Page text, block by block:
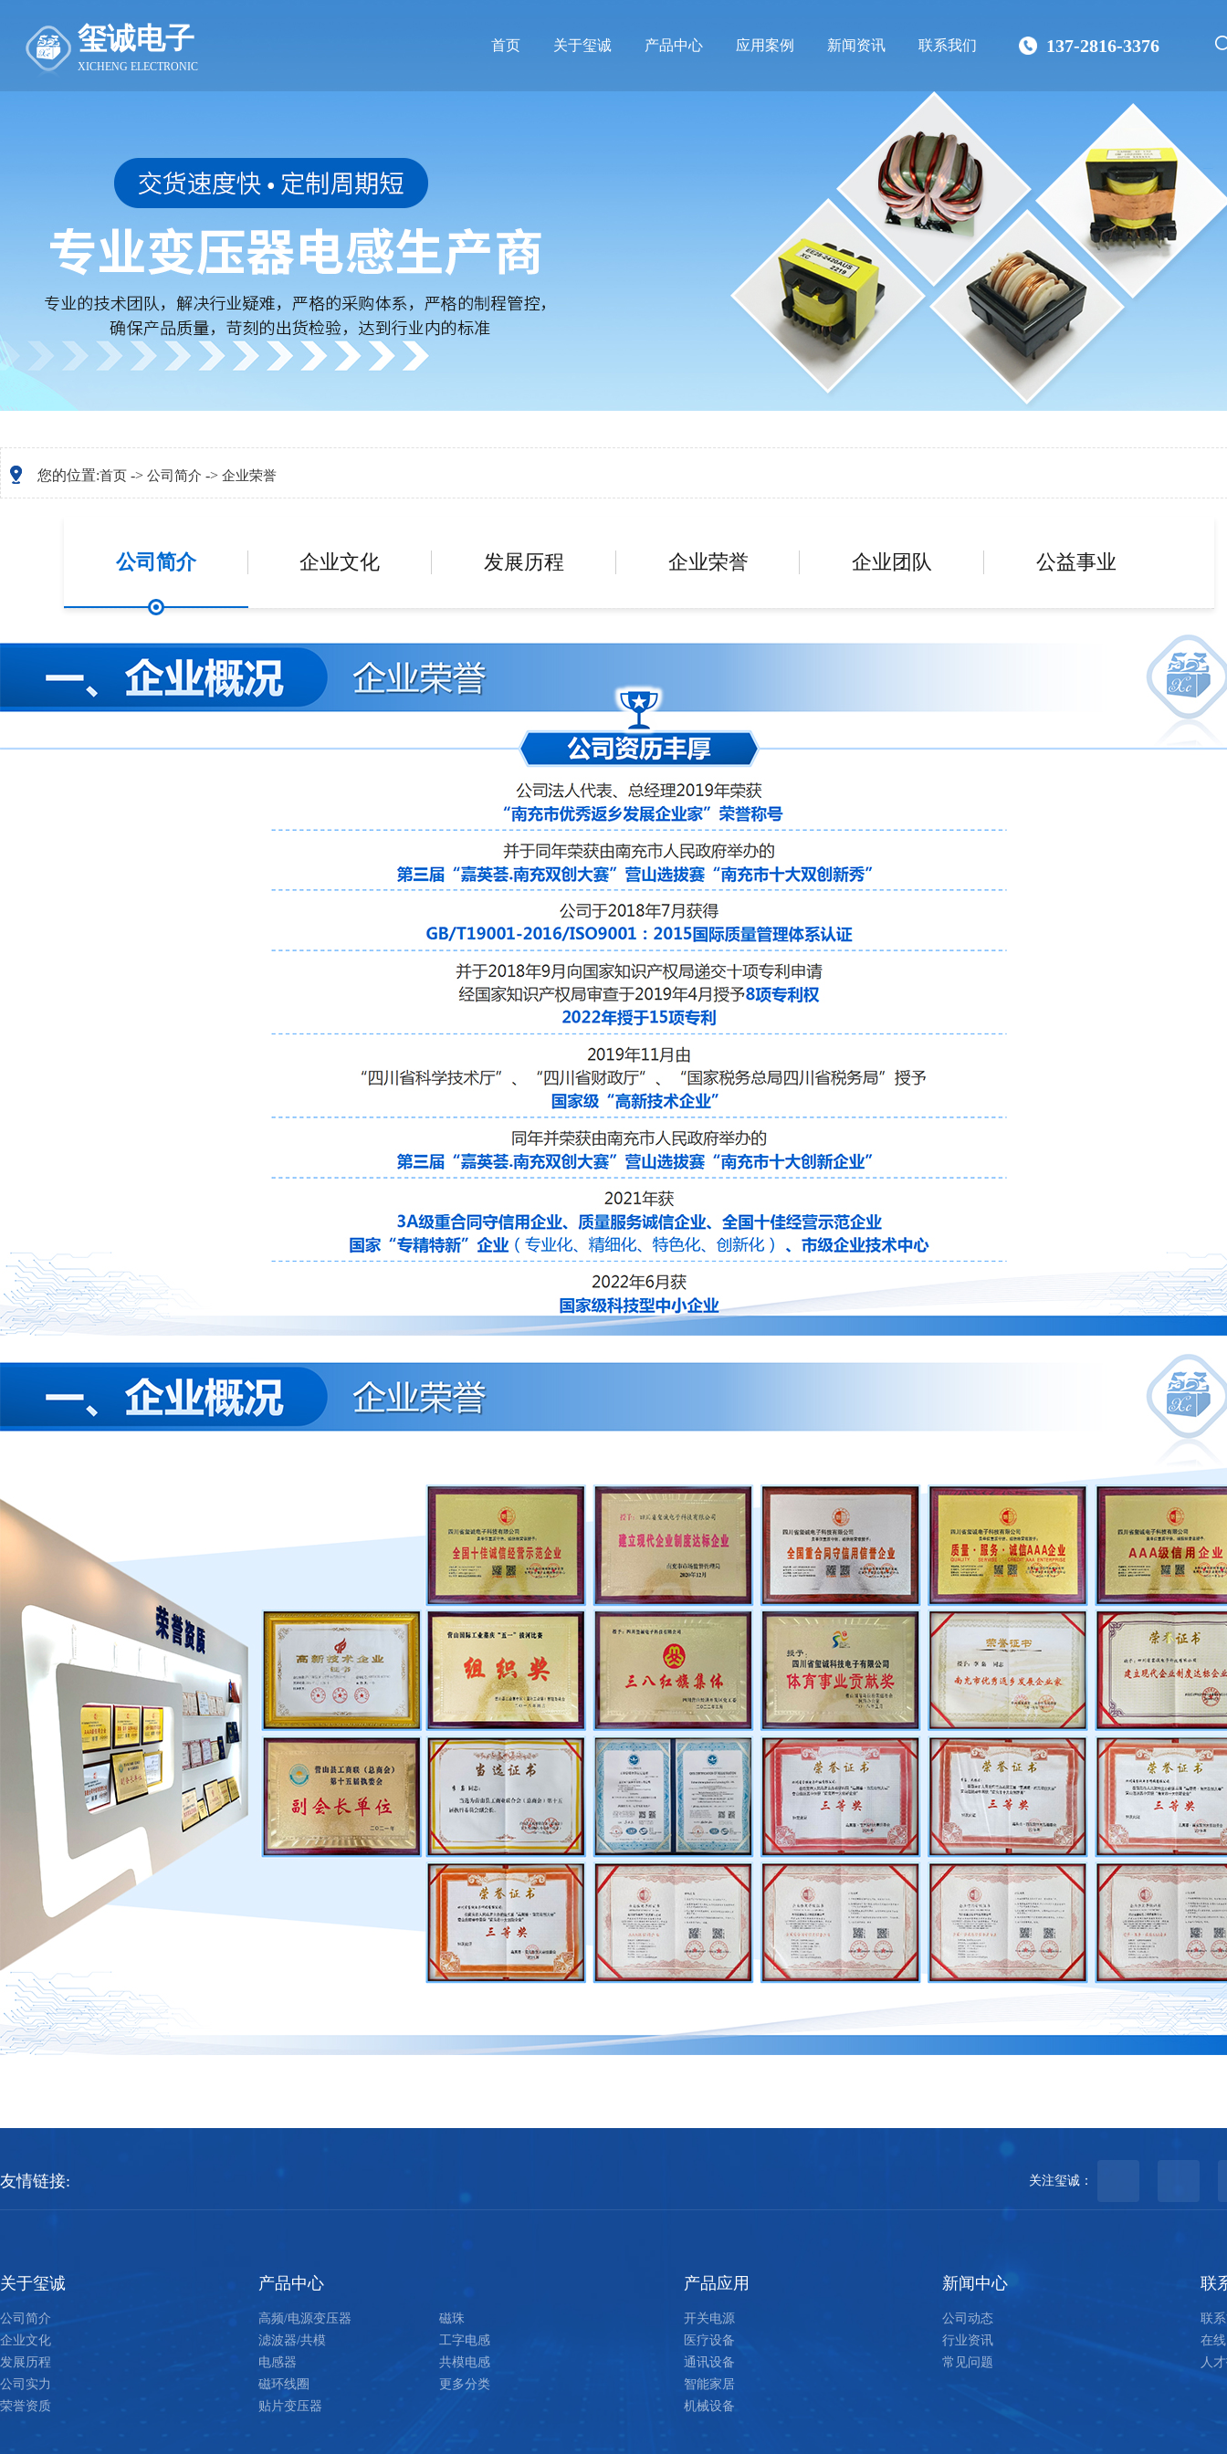
玺诚电子
XICHENG ELECTRONIC
137-2816-3376
首页 关于玺诚 产品中心 应用案例 新闻资讯 联系我们
您的位置:首页 -> 公司简介 -> 企业荣誉
公司简介 企业文化 发展历程 企业荣誉 企业团队 公益事业
友情链接: 关注玺诚：
关于玺诚
公司简介
企业文化
发展历程
公司实力
荣誉资质
产品中心
高频/电源变压器
滤波器/共模
电感器
磁环线圈
贴片变压器
磁珠
工字电感
共模电感
更多分类
产品应用
开关电源
医疗设备
通讯设备
智能家居
机械设备
新闻中心
公司动态
行业资讯
常见问题
联
联
在
人